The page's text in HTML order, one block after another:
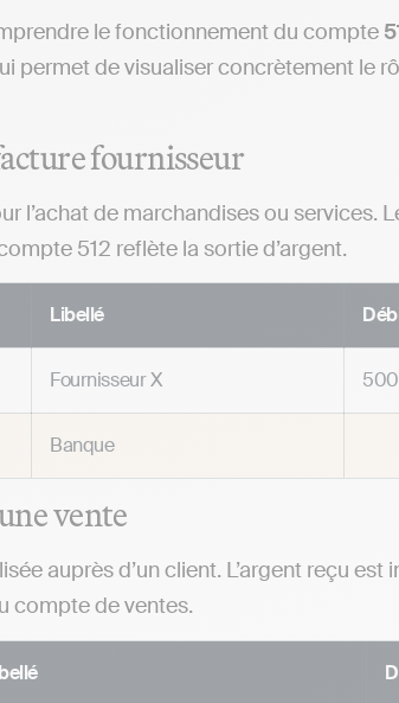
le fonctionnement du compte
permet de visualiser concrètement le
fournisseur
l’achat de marchandises ou services.
512 reflète la sortie d’argent.
Libellé
Fournisseur X
Banque
vente
auprès d’un client. L’argent reçu
compte de ventes.